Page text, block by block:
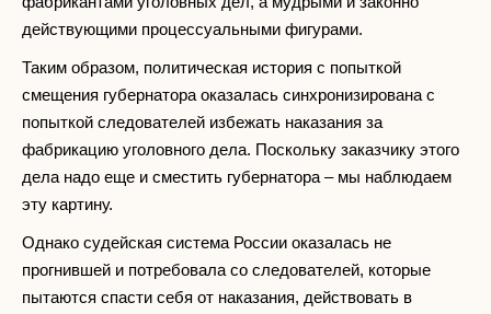
действующими процессуальными фигурами.
Таким образом, политическая история с попыткой
смещения губернатора оказалась синхронизирована с
попыткой следователей избежать наказания за
фабрикацию уголовного дела. Поскольку заказчику этого
дела надо еще и сместить губернатора – мы наблюдаем
эту картину.
Однако судейская система России оказалась не
прогнившей и потребовала со следователей, которые
пытаются спасти себя от наказания, действовать в